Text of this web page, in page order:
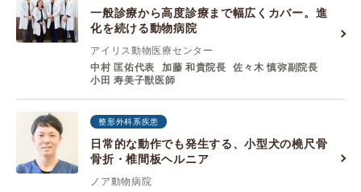
一般診療から高度診療まで幅広くカバー。進
化を続ける動物病院
アイリス動物医療センター
中村 匡佑代表
加藤 和貴院⻑
佐々⽊ 慎弥副院⻑
⼩⽥ 寿美⼦獣医師
整形外科系疾患
日常的な動作でも発生する、小型犬の橈尺骨
骨折・椎間板ヘルニア
ノア動物病院